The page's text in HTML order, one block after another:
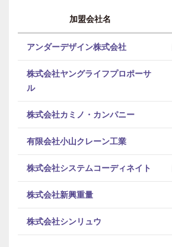
加盟会社名
アンダーデザイン株式会社
株式会社ヤングライフプロポーサ
ル
株式会社カミノ・カンパニー
有限会社小山クレーン工業
株式会社システムコーディネイト
株式会社新興重量
株式会社シンリュウ